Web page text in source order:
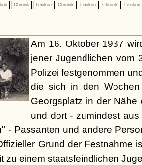
Chronik Lexikon Chronik Lexikon Chronik Lexikon
Am 16. Oktober 1937
jener Jugendlichen vom
Polizei festgenommen
die sich in den
Georgsplatz in der Nähe
und dort - zumindest
- Passanten und andere
Grund der Festnahme
zu einem staatsfeindlichen